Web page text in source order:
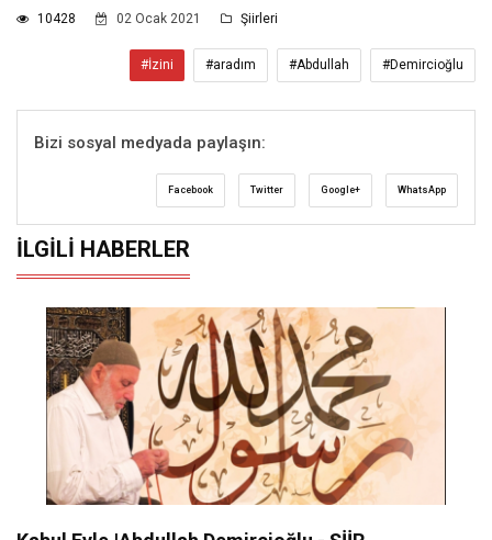
10428 02 Ocak 2021 Şiirleri
#İzini #aradım #Abdullah #Demircioğlu
Bizi sosyal medyada paylaşın:
Facebook Twitter Google+ WhatsApp
İLGILI HABERLER